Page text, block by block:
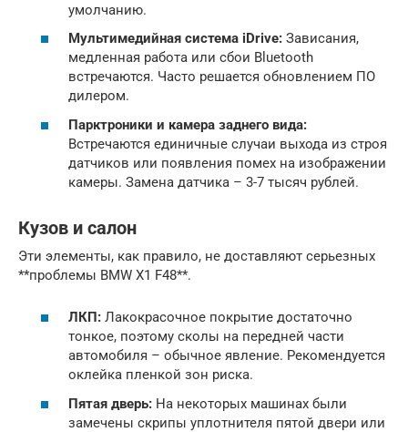
умолчанию.
Мультимедийная система iDrive: Зависания,
медленная работа или сбои Bluetooth
встречаются. Часто решается обновлением ПО
дилером.
Парктроники и камера заднего вида:
Встречаются единичные случаи выхода из строя
датчиков или появления помех на изображении
камеры. Замена датчика – 3-7 тысяч рублей.
Кузов и салон
Эти элементы, как правило, не доставляют серьезных
**проблемы BMW X1 F48**.
ЛКП: Лакокрасочное покрытие достаточно
тонкое, поэтому сколы на передней части
автомобиля – обычное явление. Рекомендуется
оклейка пленкой зон риска.
Пятая дверь: На некоторых машинах были
замечены скрипы уплотнителя пятой двери или